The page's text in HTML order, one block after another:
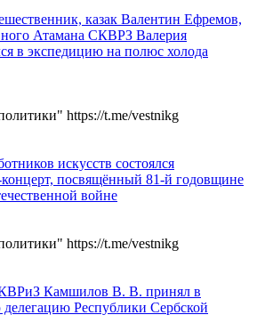
казак Валентин Ефремов,
Атамана СКВРЗ Валерия
в экспедицию на полюс холода
https://t.me/vestnikg
искусств состоялся
посвящённый 81-й годовщине
войне
https://t.me/vestnikg
Камшилов В. В. принял в
Республики Сербской